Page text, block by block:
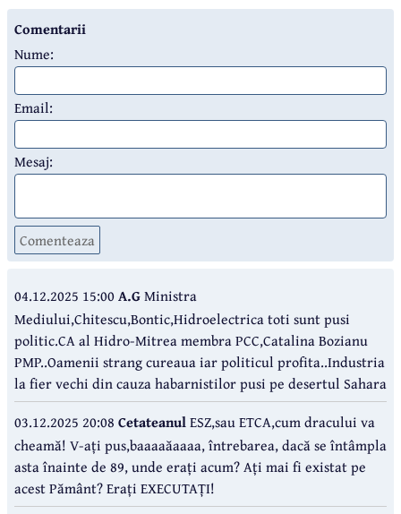
Comentarii
Nume:
Email:
Mesaj:
Comenteaza
04.12.2025 15:00A.GMinistra
Mediului,Chitescu,Bontic,Hidroelectrica toti sunt pusi
politic.CA al Hidro-Mitrea membra PCC,Catalina Bozianu
PMP..Oamenii strang cureaua iar politicul profita..Industria
la fier vechi din cauza habarnistilor pusi pe desertul Sahara
03.12.2025 20:08 CetateanulESZ,sau ETCA,cum dracului va
cheamă! V-ați pus,baaaaăaaaa, întrebarea, dacă se întâmpla
asta înainte de 89, unde erați acum? Ați mai fi existat pe
acest Pământ? Erați EXECUTAȚI!